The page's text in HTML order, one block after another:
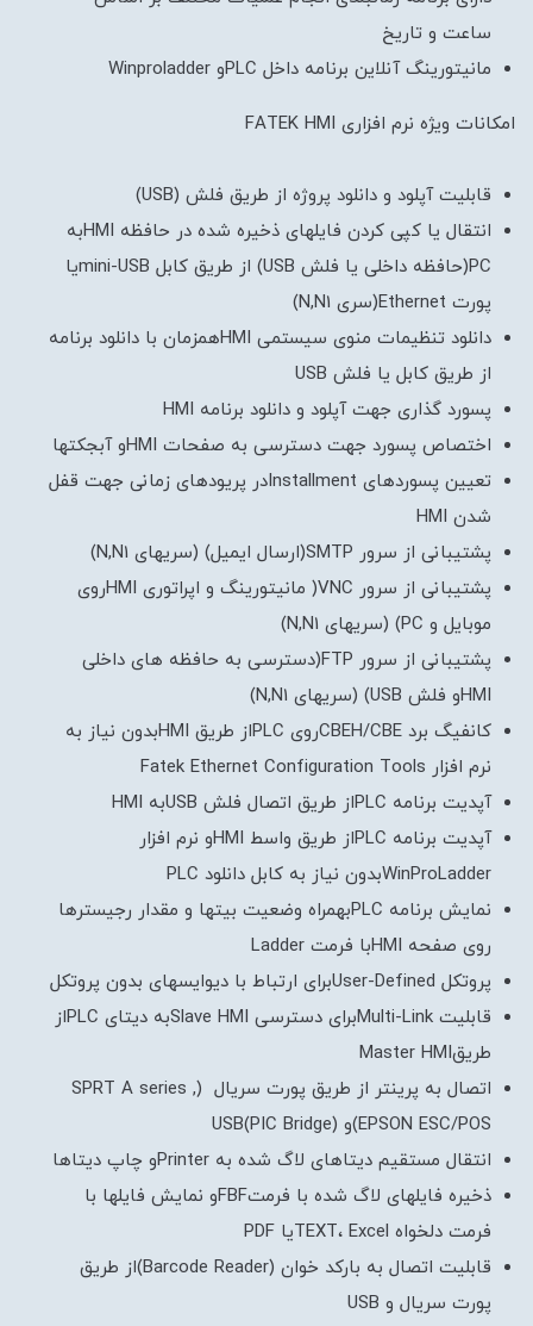
ساعت و تاریخ
مانیتورینگ آنلاین برنامه داخل PLCو Winproladder
امکانات ویژه نرم افزاری FATEK HMI
قابلیت آپلود و دانلود پروژه از طریق فلش (USB)
انتقال یا کپی کردن فایلهای ذخیره شده در حافظه HMIبه
PC(حافظه داخلی یا فلش USB) از طریق کابل mini-USBیا
پورت Ethernet(سری N,N1)
دانلود تنظیمات منوی سیستمی HMIهمزمان با دانلود برنامه
از طریق کابل یا فلش USB
پسورد گذاری جهت آپلود و دانلود برنامه HMI
اختصاص پسورد جهت دسترسی به صفحات HMIو آبجکتها
تعیین پسوردهای Installmentدر پریودهای زمانی جهت قفل
شدن HMI
پشتیبانی از سرور SMTP(ارسال ایمیل) (سریهای N,N1)
پشتیبانی از سرور VNC( مانیتورینگ و اپراتوری HMIروی
موبایل و PC) (سریهای N,N1)
پشتیبانی از سرور FTP(دسترسی به حافظه های داخلی
HMIو فلش USB) (سریهای N,N1)
کانفیگ برد CBEH/CBEروی PLCاز طریق HMIبدون نیاز به
نرم افزار Fatek Ethernet Configuration Tools
آپدیت برنامه PLCاز طریق اتصال فلش USBبه HMI
آپدیت برنامه PLCاز طریق واسط HMIو نرم افزار
WinProLadderبدون نیاز به کابل دانلود PLC
نمایش برنامه PLCبهمراه وضعیت بیتها و مقدار رجیسترها
روی صفحه HMIبا فرمت Ladder
پروتکل User-Definedبرای ارتباط با دیوایسهای بدون پروتکل
قابلیت Multi-Linkبرای دسترسی Slave HMIبه دیتای PLCاز
طریقMaster HMI
اتصال به پرینتر از طریق پورت سریال (SPRT A series ,
EPSON ESC/POS)و USB(PIC Bridge)
انتقال مستقیم دیتاهای لاگ شده به Printerو چاپ دیتاها
ذخیره فایلهای لاگ شده با فرمتFBFو نمایش فایلها با
فرمت دلخواه TEXT، Excelیا PDF
قابلیت اتصال به بارکد خوان (Barcode Reader)از طریق
پورت سریال و USB